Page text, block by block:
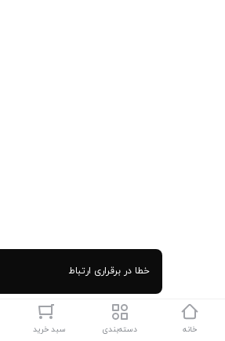
خانه دسته‌بندی سبد خرید
خطا در برقراری ارتباط